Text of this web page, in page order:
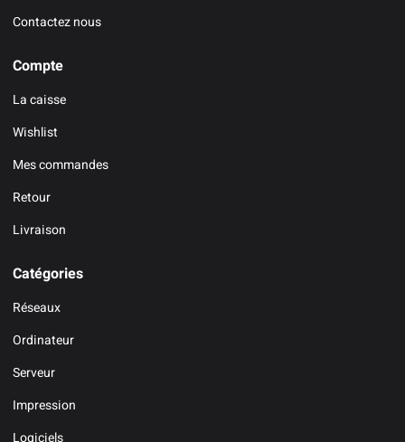
Contactez nous
Compte
La caisse
Wishlist
Mes commandes
Retour
Livraison
Catégories
Réseaux
Ordinateur
Serveur
Impression
Logiciels